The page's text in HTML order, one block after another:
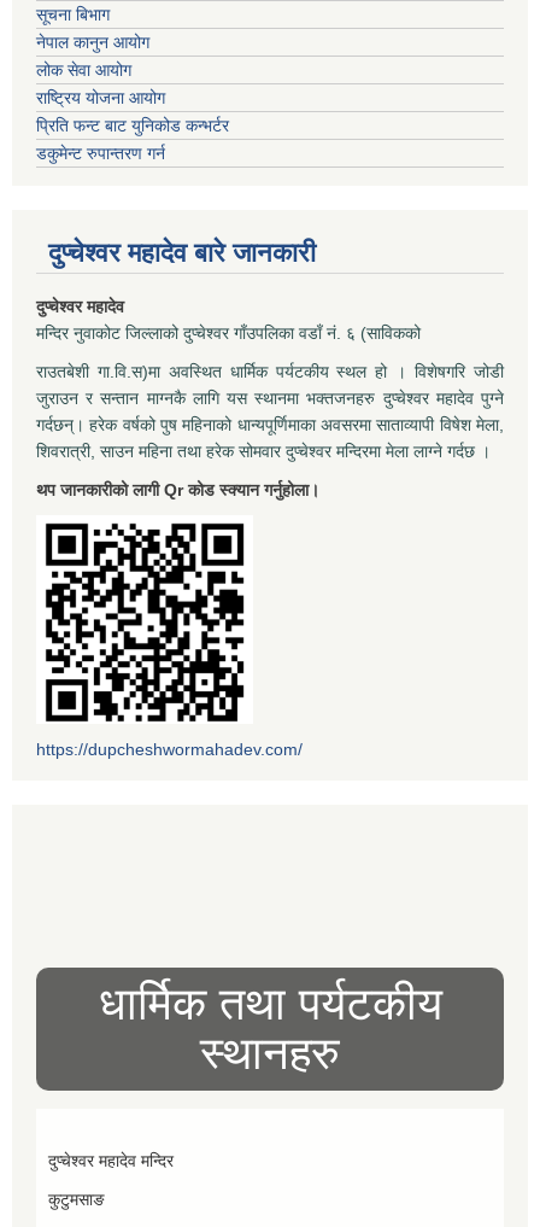
सूचना बिभाग
नेपाल कानुन आयोग
लोक सेवा आयोग
राष्ट्रिय योजना आयोग
प्रिति फन्ट बाट युनिकोड कन्भर्टर
डकुमेन्ट रुपान्तरण गर्न
दुप्चेश्वर महादेव बारे जानकारी
दुप्चेश्वर महादेव
मन्दिर नुवाकोट जिल्लाको दुप्चेश्वर गाँउपलिका वडाँ नं. ६ (साविकको
राउतबेशी गा.वि.स)मा अवस्थित धार्मिक पर्यटकीय स्थल हो । विशेषगरि जोडी
जुराउन र सन्तान माग्नकै लागि यस स्थानमा भक्तजनहरु दुप्चेश्वर महादेव पुग्ने
गर्दछन्। हरेक वर्षको पुष महिनाको धान्यपूर्णिमाका अवसरमा साताव्यापी विषेश मेला,
शिवरात्री, साउन महिना तथा हरेक सोमवार दुप्चेश्वर मन्दिरमा मेला लाग्ने गर्दछ ।
थप जानकारीको लागी Qr कोड स्क्यान गर्नुहोला।
https://dupcheshwormahadev.com/
धार्मिक तथा पर्यटकीय
स्थानहरु
दुप्चेश्वर महादेव मन्दिर
कुटुमसाङ